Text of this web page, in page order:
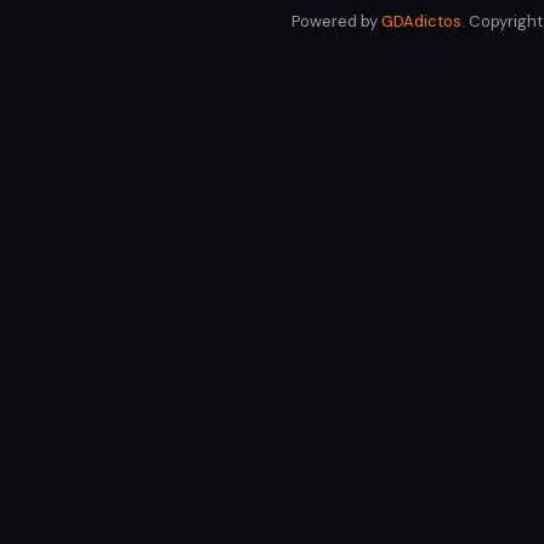
Powered byGDAdictos.